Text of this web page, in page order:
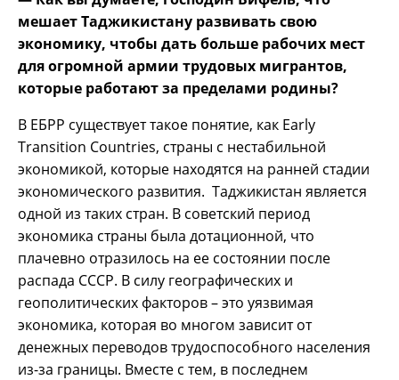
мешает Таджикистану развивать свою
экономику, чтобы дать больше рабочих мест
для огромной армии трудовых мигрантов,
которые работают за пределами родины?
В ЕБРР существует такое понятие, как Early
Transition Countries, страны с нестабильной
экономикой, которые находятся на ранней стадии
экономического развития. Таджикистан является
одной из таких стран. В советский период
экономика страны была дотационной, что
плачевно отразилось на ее состоянии после
распада СССР. В силу географических и
геополитических факторов – это уязвимая
экономика, которая во многом зависит от
денежных переводов трудоспособного населения
из-за границы. Вместе с тем, в последнем